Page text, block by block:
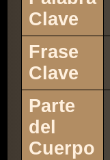
Clave
Frase
Clave
Parte
del
Cuerpo